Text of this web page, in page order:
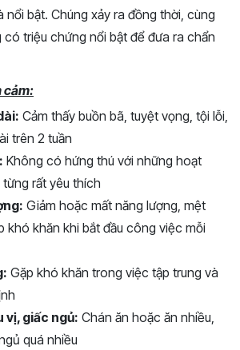
nổi bật. Chúng xảy ra đồng thời, cùng
triệu chứng nổi bật để đưa ra chẩn
cảm:
Cảm thấy buồn bã, tuyệt vọng, tội lỗi,
trên 2 tuần
Không có hứng thú với những hoạt
rất yêu thích
Giảm hoặc mất năng lượng, mệt
khó khăn khi bắt đầu công việc mỗi
Gặp khó khăn trong việc tập trung và
vị, giấc ngủ: Chán ăn hoặc ăn nhiều,
quá nhiều